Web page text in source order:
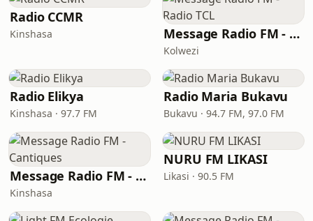
Radio CCMR
Kinshasa Message Radio FM - Radio TCL
Kolwezi
Radio Elikya
Kinshasa · 97.7 FM
Radio Maria Bukavu
Bukavu · 94.7 FM, 97.0 FM
Message Radio FM - Cantiques
Kinshasa
NURU FM LIKASI
Likasi · 90.5 FM